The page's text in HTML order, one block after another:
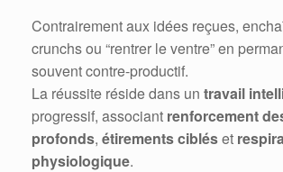
Contrairement aux idées reçues,
crunchs ou “rentrer le ventre” en
souvent contre-productif.
La réussite réside dans un travail
progressif, associant renforcement
profonds, étirements cibléset
physiologique.